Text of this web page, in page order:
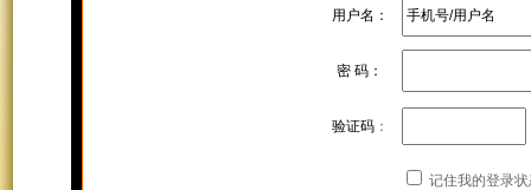
用户名：
密 码：
验证码 ：
记住我的登录